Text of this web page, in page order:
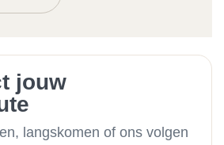
jouw
langskomen of ons volgen